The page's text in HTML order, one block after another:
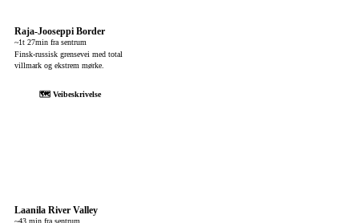
Raja-Jooseppi Border
~1t 27min fra sentrum
Finsk-russisk grensevei med total
villmark og ekstrem mørke.
🗺 Veibeskrivelse
Laanila River Valley
~43 min fra sentrum